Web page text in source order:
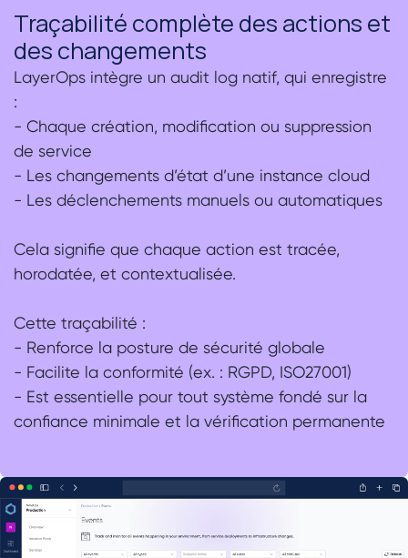
Traçabilité complète des actions et
des changements
LayerOps intègre un audit log natif, qui enregistre
:
- Chaque création, modification ou suppression
de service
- Les changements d’état d’une instance cloud
- Les déclenchements manuels ou automatiques
Cela signifie que chaque action est tracée,
horodatée, et contextualisée.
Cette traçabilité :
- Renforce la posture de sécurité globale
- Facilite la conformité (ex. : RGPD, ISO27001)
- Est essentielle pour tout système fondé sur la
confiance minimale et la vérification permanente